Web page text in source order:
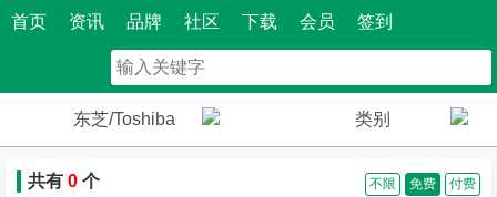
首页 资讯 品牌 社区 下载 会员 签到
东芝/Toshiba 类别
共有 0 个 不限 免费 付费